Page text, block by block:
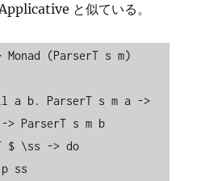
と似ている。
Monad (ParserT s m)
ParserT s m b